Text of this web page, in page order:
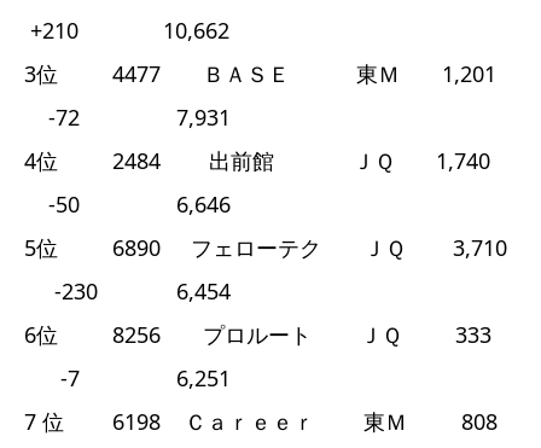
+210 10,662
3位 4477 ＢＡＳＥ 東Ｍ 1,201
-72 7,931
4位 2484 出前館 ＪＱ 1,740
-50 6,646
5位 6890 フェローテク ＪＱ 3,710
-230 6,454
6位 8256 プロルート ＪＱ 333
-7 6,251
7 位 6198 Ｃａｒｅｅｒ 東Ｍ 808